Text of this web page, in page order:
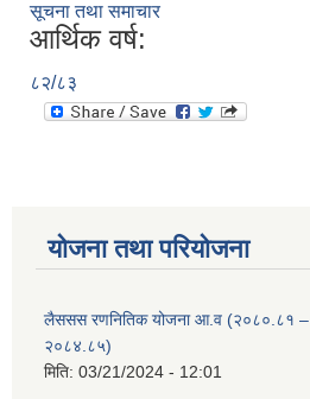
सूचना तथा समाचार
आर्थिक वर्ष:
८२/८३
योजना तथा परियोजना
लैससस रणनितिक योजना आ.व (२०८०.८१ –
२०८४.८५)
मिति: 03/21/2024 - 12:01